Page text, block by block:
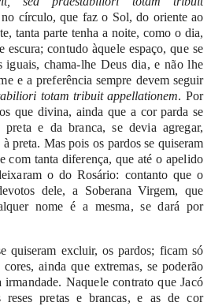
no círculo, que faz o Sol, do oriente ao
tanta parte tenha a noite, como o dia,
escura;contudo àqueleespaço,que se
iguais, chama-lhe Deus dia,e nãolhe
e a preferência sempre devem seguir
totam tribuit appellationem. Por
que divina, ainda que a cor parda se
preta e da branca, se devia agregar,
à preta. Mas pois os pardos se quiseram
ecom tanta diferença, que até o apelido
o do Rosário: contanto que o
dele, a Soberana Virgem, que
nome é a mesma, se dará por
quiseram excluir, os pardos; ficam só
cores, ainda queextremas, se poderão
irmandade. Naquele contrato que Jacó
reses pretas e brancas, e as de cor